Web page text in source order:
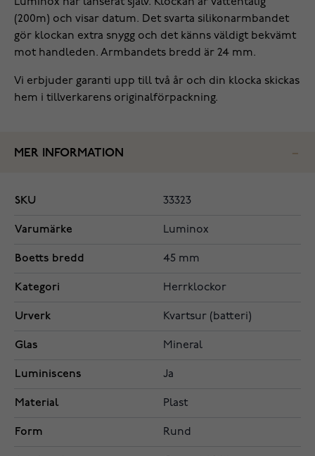
Luminox har lanserat själv. Klockan är vattentålig
(200m) och visar datum. Det svarta silikonarmbandet
gör klockan extra snygg och det känns väldigt bekvämt
mot handleden. Armbandets bredd är 24 mm.
Vi erbjuder garanti upp till två år och din klocka skickas
hem i tillverkarens originalförpackning.
MER INFORMATION
SKU 33323
Varumärke Luminox
Boetts bredd 45 mm
Kategori Herrklockor
Urverk Kvartsur (batteri)
Glas Mineral
Luminiscens Ja
Material Plast
Form Rund